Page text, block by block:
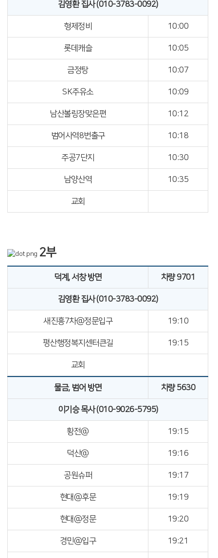
김영환 집사 (010-3783-0092)
형제정비 10:00
롯데캐슬 10:05
금정탕 10:07
SK주유소 10:09
남산볼링장맞은편 10:12
범어사역8번출구 10:18
주공7단지 10:30
남양산역 10:35
교회
2부
덕계, 서창 방면 차량 9701
김영환 집사 (010-3783-0092)
새진흥7차@정문입구 19:10
평산행정복지센터큰길 19:15
교회
물금, 범어 방면 차량 5630
이기승 목사 (010-9026-5795)
황전@ 19:15
덕산@ 19:16
공원슈퍼 19:17
현대@후문 19:19
현대@정문 19:20
경민@입구 19:21